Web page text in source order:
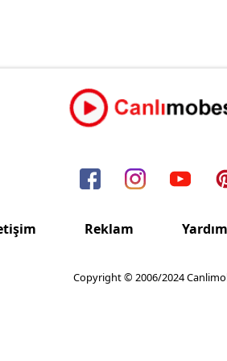
Reklam Yardım
Copyright © 2006/2024